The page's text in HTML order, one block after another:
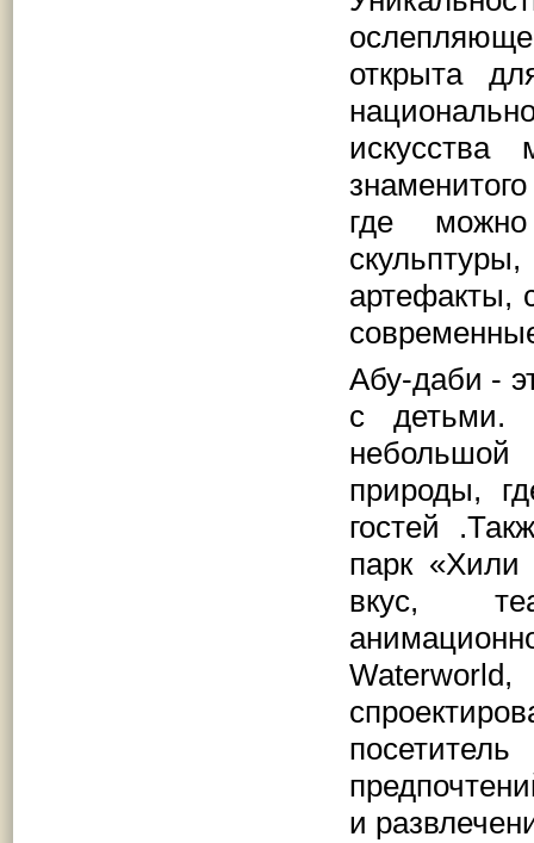
открыта
где можно
артефакты,
Абу-даби -
с детьми.
природы,
гостей
парк
вкус,
и